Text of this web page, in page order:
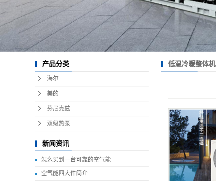
产品分类
海尔
美的
芬尼克兹
双级热泵
新闻资讯
怎么买到一台可靠的空气能
空气能四大件简介
低温冷暖整体机